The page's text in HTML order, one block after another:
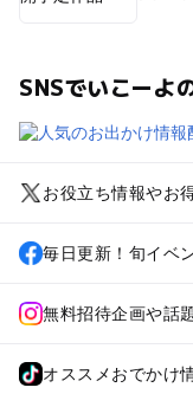
SNSでいこーよ
お役立ち情報やお
毎日更新！旬イベ
無料招待企画や話
オススメおでかけ